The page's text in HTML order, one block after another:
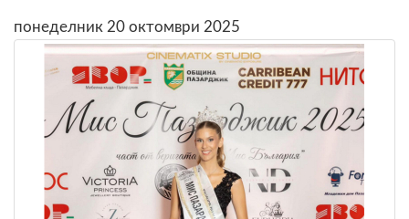
понеделник 20 октомври 2025